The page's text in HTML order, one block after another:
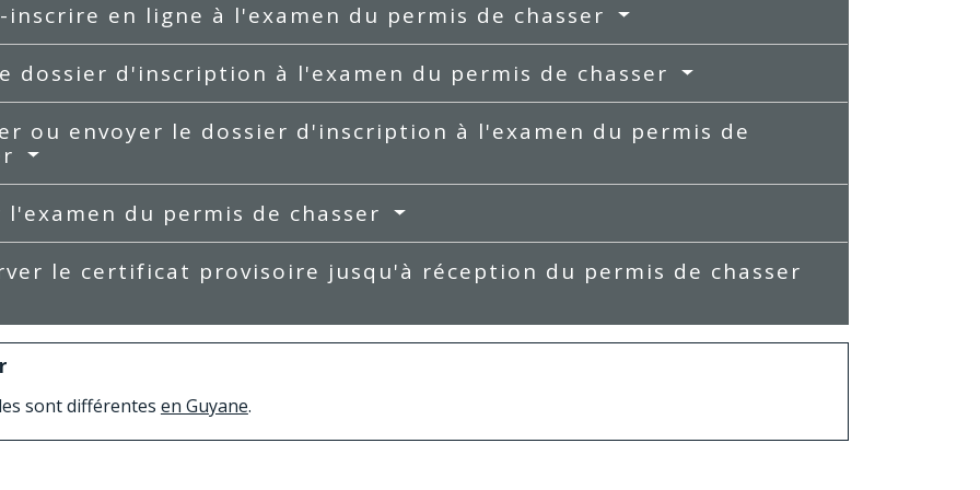
inscrire en ligne à l'examen du permis de chasser
dossier d'inscription à l'examen du permis de chasser
ou envoyer le dossier d'inscription à l'examen du permis de
l'examen du permis de chasser
le certificat provisoire jusqu'à réception du permis de chasser
sont différentes en Guyane.